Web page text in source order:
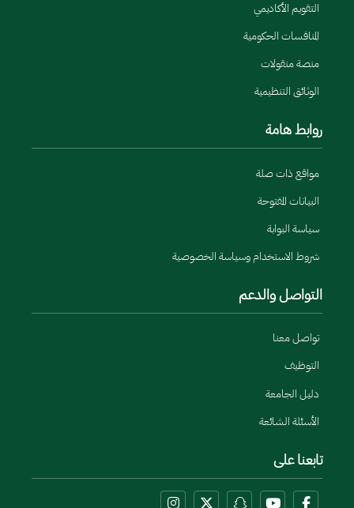
التقويم الأكاديمي
المنافسات الحكومية
منصة منقولات
الوثائق التنظيمية
روابط هامة
مواقع ذات صلة
البيانات المفتوحة
سياسة البوابة
شروط الاستخدام وسياسة الخصوصية
التواصل والدعم
تواصل معنا
التوظيف
دليل الجامعة
الأسئلة الشائعة
تابعنا على